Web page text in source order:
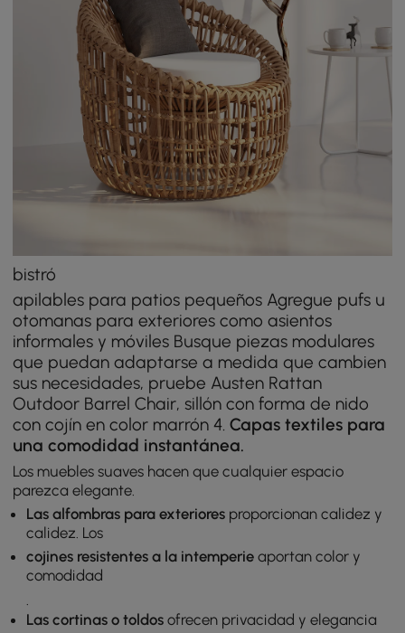
bistró
apilables para patios pequeños Agregue pufs u
otomanas para exteriores como asientos
informales y móviles Busque piezas modulares
que puedan adaptarse a medida que cambien
sus necesidades, pruebe Austen Rattan
Outdoor Barrel Chair, sillón con forma de nido
con cojín en color marrón 4.Capas textiles para
una comodidad instantánea.
Los muebles suaves hacen que cualquier espacio
parezca elegante.
Las alfombras para exterioresproporcionan calidez y
calidez. Los
cojines resistentes a la intemperieaportan color y
comodidad
Las cortinas o toldosofrecen privacidad y elegancia